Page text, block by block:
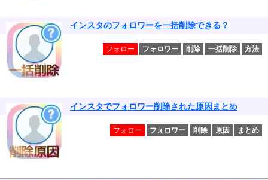
インスタのフォロワーを一括削除できる？
フォロー フォロワー 削除 一括削除 方法
インスタでフォロワー削除された原因まとめ
フォロー フォロワー 削除 原因 まとめ